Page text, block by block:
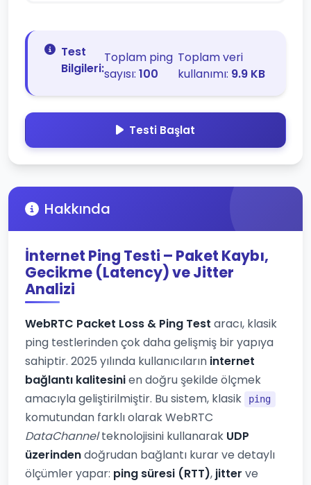
Test
Bilgileri:
Toplam ping
sayısı: 100
Toplam veri
kullanımı: 9.9 KB
Testi Başlat
Hakkında
İnternet Ping Testi – Paket Kaybı,
Gecikme (Latency) ve Jitter
Analizi
WebRTC Packet Loss & Ping Test aracı, klasik
ping testlerinden çok daha gelişmiş bir yapıya
sahiptir. 2025 yılında kullanıcıların internet
bağlantı kalitesinien doğru şekilde ölçmek
amacıyla geliştirilmiştir. Bu sistem, klasik
ping
komutundan farklı olarak WebRTC
DataChannelteknolojisini kullanarak UDP
üzerindendoğrudan bağlantı kurar ve detaylı
ölçümler yapar: ping süresi (RTT), jitter ve